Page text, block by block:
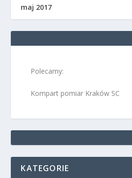
maj 2017
Polecamy:
Kompart pomiar Kraków SC
KATEGORIE